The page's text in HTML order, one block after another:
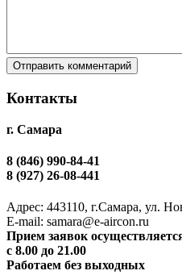
Отправить комментарий
Контакты
г. Самара
8 (846) 990-84-41
8 (927) 26-08-441
Адрес: 443110, г.Самара, ул.
Е-mail: samara@e-aircon.ru
Прием заявок
с 8.00 до 21.00
Работаем без выходных